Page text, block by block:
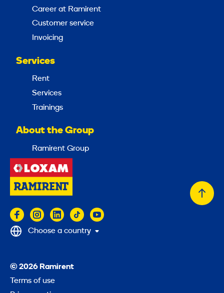
Career at Ramirent
Customer service
Invoicing
Services
Rent
Services
Trainings
About the Group
Ramirent Group
Back
© 2026 Ramirent
Terms of use
Choose a country